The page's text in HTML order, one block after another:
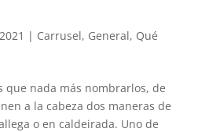
| Carrusel, General, Qué
que nada más nombrarlos, de
a la cabeza dos maneras de
o en caldeirada. Uno de